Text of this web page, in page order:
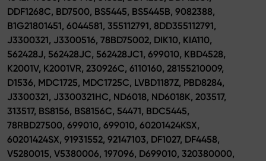
DDF1268C, BD7500, BS5445, BS5445B, 9082388,
B1G21801451, 6044581, 355112791, 8DD355112791,
J3300321, J3300516, 78BD75002, DIK10, KIA110,
562428J, 562428JC, 562428JC1, 699010, KBD4528,
K2001V, K2001VR, 230926C, 6110160, 28155210009,
D1536, MDC1725, MDC1725C, LVBD1187Z, PBD8284,
J3300321, J3300321HC, ND6018, ND6018K, 203517,
313517, BS8156, BS8156C, 54471, BDC5445,
78RBD27500, 699010, 699010, 60201424KSX,
60201424SX, 91931552, 92147103, DF1027, DF4458,
V5280015, V5380006, 197096, D699010, 320380000,